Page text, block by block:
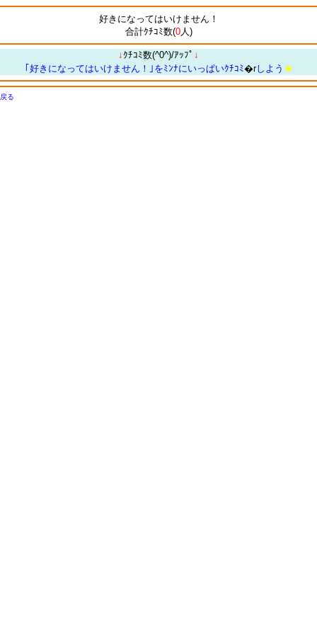
好きになってはいけません！
合計ｸﾁｺﾐ数(0人)
↓ ｸﾁｺﾐ数(^0^)/ｱｯﾌﾟ ↓
｢好きになってはいけません！｣をﾐﾝﾅにいっぱいｸﾁｺﾐ�rしよう ★
戻る